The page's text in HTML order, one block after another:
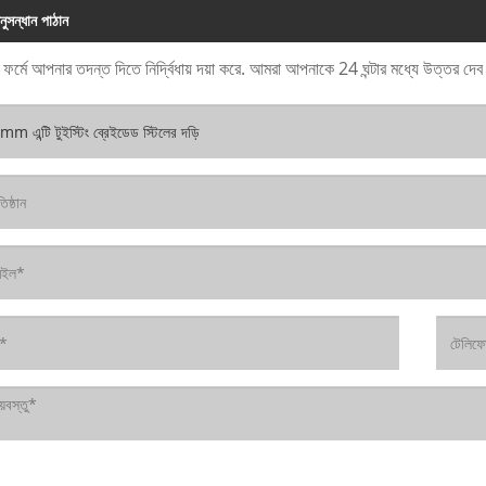
পাঠান
ফর্মে আপনার তদন্ত দিতে নির্দ্বিধায় দয়া করে. আমরা আপনাকে 24 ঘন্টার মধ্যে উত্তর